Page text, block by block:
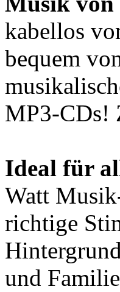
kabellos
bequem
MP3-CDs!
Ideal für
Watt
richtige
und